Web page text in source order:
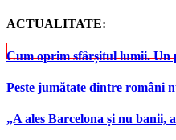
ACTUALITATE:
Cum oprim sfârșitul lumii. Un
Peste jumătate dintre români
„A ales Barcelona și nu banii,